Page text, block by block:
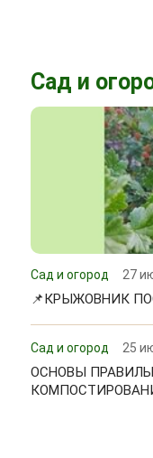
Сад и
Сад и огород 27
📌КРЫЖОВНИК
Сад и огород 25
ОСНОВЫ